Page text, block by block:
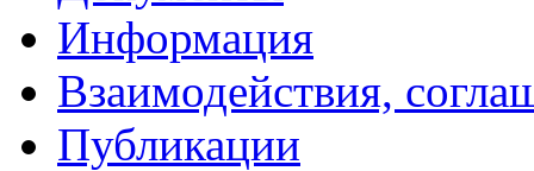
Информация
Взаимодействия,
Публикации